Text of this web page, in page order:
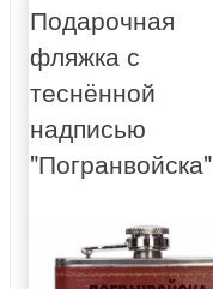
Подарочная
фляжка с
теснённой
надписью
"Погранвойска"